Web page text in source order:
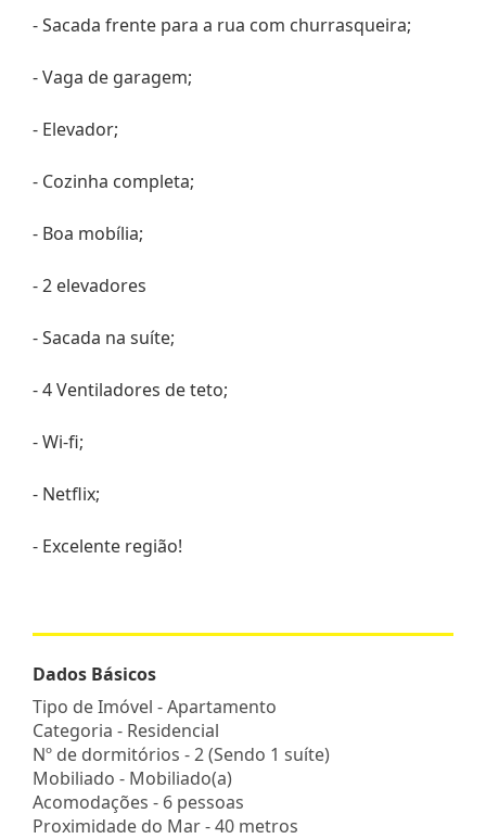
- Sacada frente para a rua com churrasqueira;
- Vaga de garagem;
- Elevador;
- Cozinha completa;
- Boa mobília;
- 2 elevadores
- Sacada na suíte;
- 4 Ventiladores de teto;
- Wi-fi;
- Netflix;
- Excelente região!
Dados Básicos
Tipo de Imóvel - Apartamento
Categoria - Residencial
Nº de dormitórios - 2 (Sendo 1 suíte)
Mobiliado - Mobiliado(a)
Acomodações - 6 pessoas
Proximidade do Mar - 40 metros